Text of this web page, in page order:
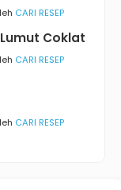
CARI RESEP
Coklat
CARI RESEP
CARI RESEP